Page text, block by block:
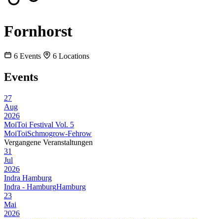
Fornhorst
6 Events 6 Locations
Events
27
Aug
2026
MoiToi Festival Vol. 5
MoiToiSchmogrow-Fehrow
Vergangene Veranstaltungen
31
Jul
2026
Indra Hamburg
Indra - HamburgHamburg
23
Mai
2026